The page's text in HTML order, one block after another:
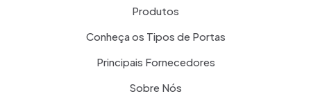
Produtos
Conheça os Tipos de Portas
Principais Fornecedores
Sobre Nós